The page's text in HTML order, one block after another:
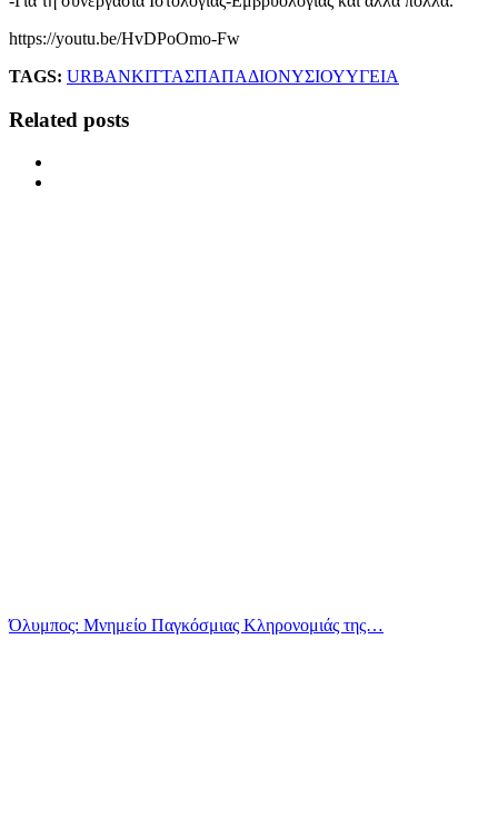
https://youtu.be/HvDPoOmo-Fw
TAGS: URBANΚΙΤΤΑΣΠΑΠΑΔΙΟΝΥΣΙΟΥΥΓΕΙΑ
Related posts
Όλυμπος: Μνημείο Παγκόσμιας Κληρονομιάς της…